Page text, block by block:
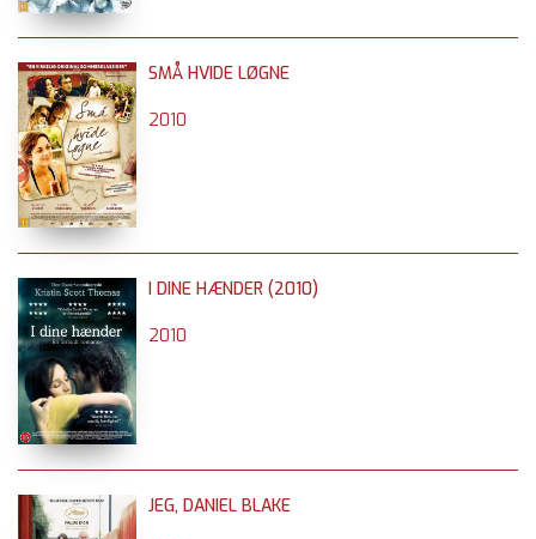
SMÅ HVIDE LØGNE
2010
I DINE HÆNDER (2010)
2010
JEG, DANIEL BLAKE